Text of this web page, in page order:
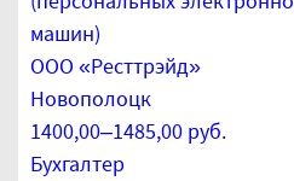
машин)
ООО «Ресттрэйд»
Новополоцк
1400,00–1485,00 руб.
Бухгалтер